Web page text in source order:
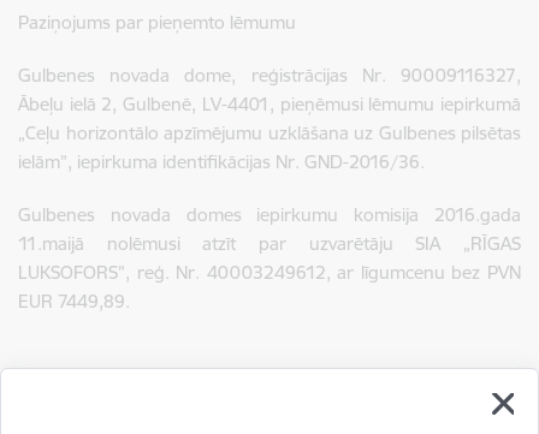
Paziņojums par pieņemto lēmumu
Gulbenes novada dome, reģistrācijas Nr. 90009116327,
Ābeļu ielā 2, Gulbenē, LV-4401, pieņēmusi lēmumu iepirkumā
„Ceļu horizontālo apzīmējumu uzklāšana uz Gulbenes pilsētas
ielām”, iepirkuma identifikācijas Nr. GND-2016/36.
Gulbenes novada domes iepirkumu komisija 2016.gada
11.maijā nolēmusi atzīt par uzvarētāju SIA „RĪGAS
LUKSOFORS”, reģ. Nr. 40003249612, ar līgumcenu bez PVN
EUR 7449,89.